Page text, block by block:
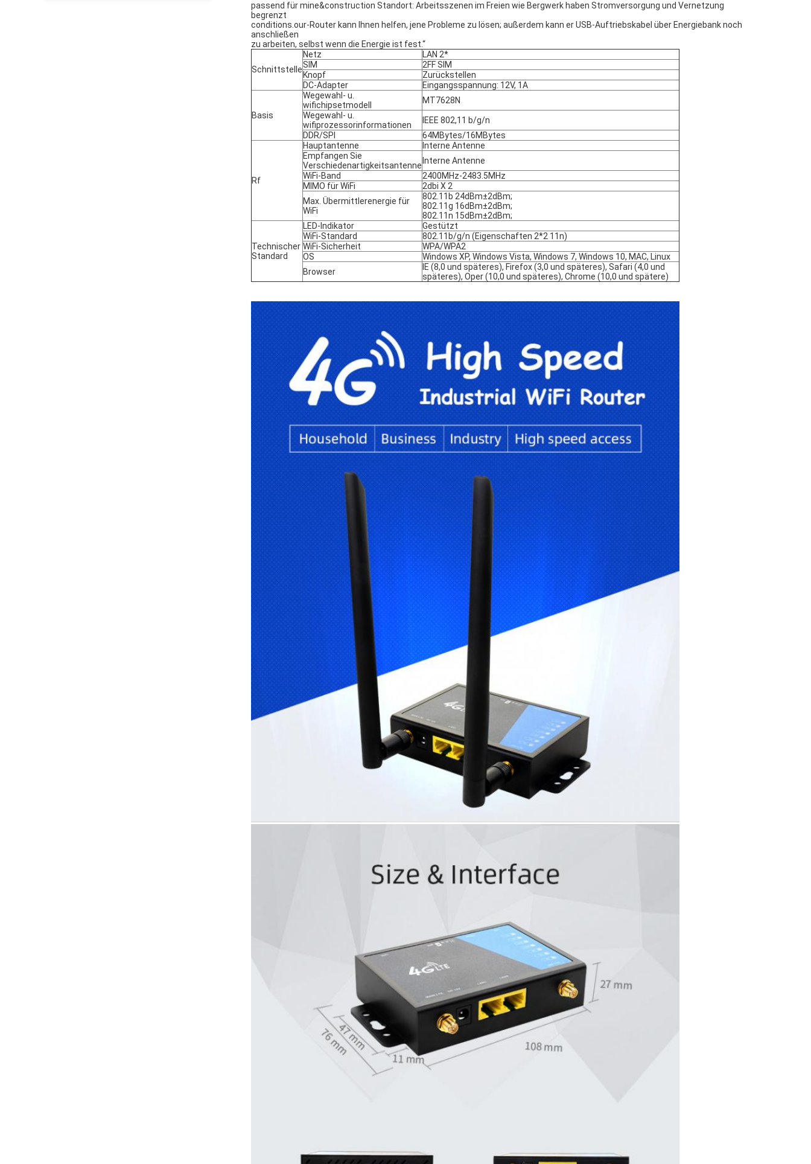
passend für mine&construction Standort: Arbeitsszenen im Freien wie Bergwerk haben Stromversorgung und Vernetzung
begrenzt
conditions.our-Router kann Ihnen helfen, jene Probleme zu lösen; außerdem kann er USB-Auftriebskabel über Energiebank noch
anschließen
zu arbeiten, selbst wenn die Energie ist fest.“
Schnittstelle
Netz
LAN 2*
SIM
2FF SIM
Knopf
Zurückstellen
DC-Adapter
Eingangsspannung: 12V, 1A
Basis
Wegewahl- u.
wifichipsetmodell
MT7628N
Wegewahl- u.
wifiprozessorinformationen
IEEE 802,11 b/g/n
DDR/SPI
64MBytes/16MBytes
Rf
Hauptantenne
Interne Antenne
Empfangen Sie
Verschiedenartigkeitsantenne Interne Antenne
WiFi-Band
2400MHz-2483.5MHz
MIMO für WiFi
2dbi X 2
Max. Übermittlerenergie für
WiFi
802.11b 24dBm±2dBm;
802.11g 16dBm±2dBm;
802.11n 15dBm±2dBm;
Technischer
Standard
LED-Indikator
Gestützt
WiFi-Standard
802.11b/g/n (Eigenschaften 2*2 11n)
WiFi-Sicherheit
WPA/WPA2
OS
Windows XP, Windows Vista, Windows 7, Windows 10, MAC, Linux
Browser
IE (8,0 und späteres), Firefox (3,0 und späteres), Safari (4,0 und
späteres), Oper (10,0 und späteres), Chrome (10,0 und spätere)